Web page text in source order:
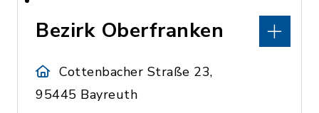
Bezirk Oberfranken
Cottenbacher Straße 23,
95445 Bayreuth